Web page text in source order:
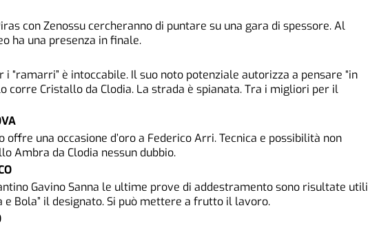
con Zenossu cercheranno di puntare su una gara di spessore. Al
ha una presenza in finale.
i “ramarri” è intoccabile. Il suo noto potenziale autorizza a pensare “in
corre Cristallo da Clodia. La strada è spianata. Tra i migliori per il
offre una occasione d’oro a Federico Arri. Tecnica e possibilità non
Ambra da Clodia nessun dubbio.
Gavino Sanna le ultime prove di addestramento sono risultate utili
e Bola” il designato. Si può mettere a frutto il lavoro.